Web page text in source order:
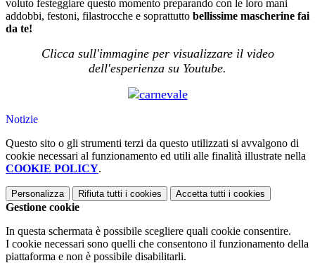
voluto festeggiare questo momento preparando con le loro mani
addobbi, festoni, filastrocche e soprattutto bellissime mascherine fai
da te!
Clicca sull'immagine per visualizzare il video
dell'esperienza su Youtube.
Notizie
Questo sito o gli strumenti terzi da questo utilizzati si avvalgono di
cookie necessari al funzionamento ed utili alle finalità illustrate nella
COOKIE POLICY.
Personalizza Rifiuta tutti i cookies Accetta tutti i cookies
Gestione cookie
In questa schermata è possibile scegliere quali cookie consentire.
I cookie necessari sono quelli che consentono il funzionamento della
piattaforma e non è possibile disabilitarli.